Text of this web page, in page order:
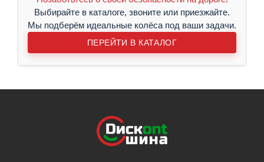
Выбирайте в каталоге, звоните или приезжайте.
Мы подберём идеальные колёса под ваши задачи.
ПЕРЕЙТИ В КАТАЛОГ